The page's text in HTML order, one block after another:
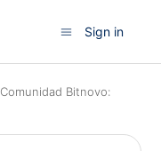
Sign in
Comunidad Bitnovo: